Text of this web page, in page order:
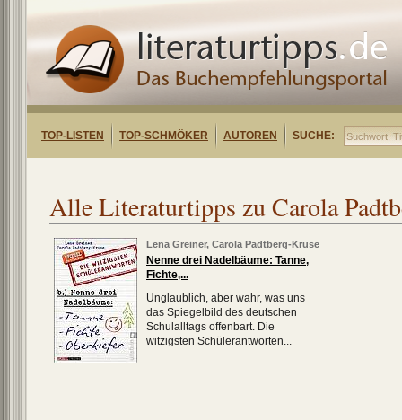
TOP-LISTEN TOP-SCHMÖKER AUTOREN SUCHE:
Alle Literaturtipps zu Carola
Lena Greiner, Carola Padtberg-Kruse
Nenne drei Nadelbäume: Tanne,
Fichte,...
Unglaublich, aber wahr, was uns
das Spiegelbild des deutschen
Schulalltags offenbart. Die
witzigsten Schülerantworten...